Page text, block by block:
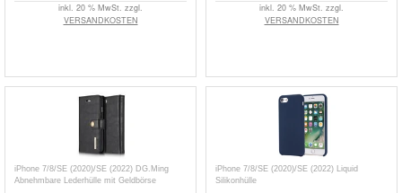
inkl. 20 % MwSt. zzgl.
VERSANDKOSTEN
inkl. 20 % MwSt. zzgl.
VERSANDKOSTEN
iPhone 7/8/SE (2020)/SE (2022) DG.Ming
Abnehmbare Lederhülle mit Geldbörse
iPhone 7/8/SE (2020)/SE (2022) Liquid
Silikonhülle